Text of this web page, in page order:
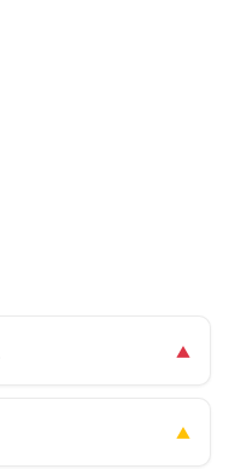
▲
▲